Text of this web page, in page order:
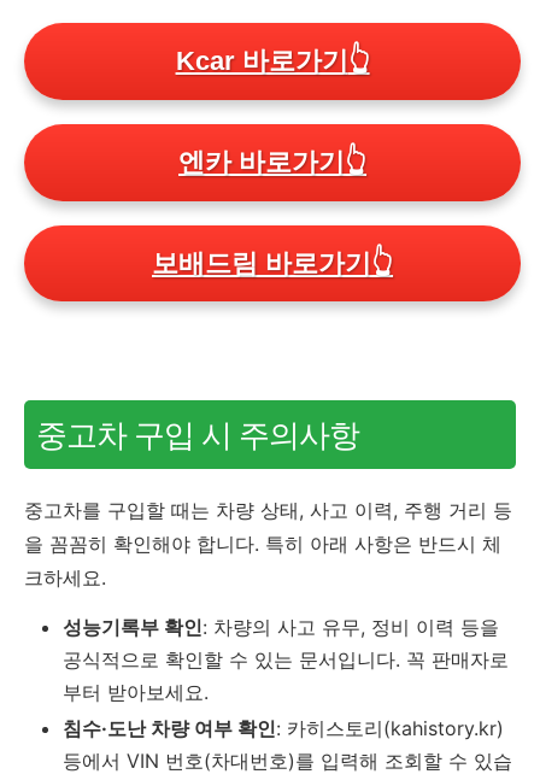
Kcar 바로가기👆
엔카 바로가기👆
보배드림 바로가기👆
중고차 구입 시 주의사항
중고차를 구입할 때는 차량 상태, 사고 이력, 주행 거리 등
을 꼼꼼히 확인해야 합니다. 특히 아래 사항은 반드시 체
크하세요.
성능기록부 확인: 차량의 사고 유무, 정비 이력 등을
공식적으로 확인할 수 있는 문서입니다. 꼭 판매자로
부터 받아보세요.
침수·도난 차량 여부 확인: 카히스토리(kahistory.kr)
등에서 VIN 번호(차대번호)를 입력해 조회할 수 있습